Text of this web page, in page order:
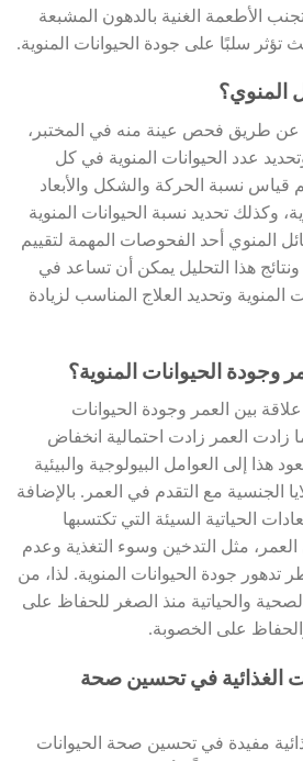
تجنب الأطعمة الغنية بالدهون المشبعة
تؤثر سلبًا على جودة الحيوانات المنوية.
المنوي؟
عن طريق فحص عينة منه في المختبر،
عدد الحيوانات المنوية في كل
قياس نسبة الحركة والشكل والأبعاد
وكذلك تحديد نسبة الحيوانات المنوية
المنوي أحد الفحوصات المهمة لتقييم
هذا التحليل يمكن أن تساعد في
وتحديد العلاج المناسب لزيادة
وجودة الحيوانات المنوية؟
بين العمر وجودة الحيوانات
زادت العمر زادت احتمالية انخفاض
هذا إلى العوامل البيولوجية والبيئية
الجنسية مع التقدم في العمر. بالإضافة
الحياتية السيئة التي تكتسبها
مثل التدخين وسوء التغذية وعدم
جودة الحيوانات المنوية. لذا، من
والحياتية منذ الصغر للحفاظ على
على الخصوبة.
الغذائية في تحسين صحة
مفيدة في تحسين صحة الحيوانات